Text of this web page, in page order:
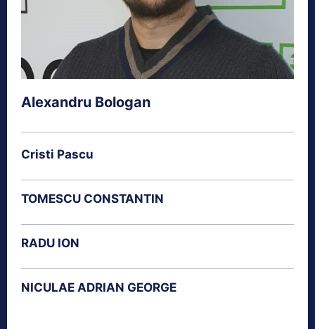
Alexandru Bologan
Cristi Pascu
TOMESCU CONSTANTIN
RADU ION
NICULAE ADRIAN GEORGE